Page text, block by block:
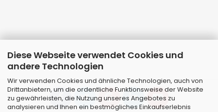
Diese Webseite verwendet Cookies und
andere Technologien
Wir verwenden Cookies und ähnliche Technologien, auch von
Drittanbietern, um die ordentliche Funktionsweise der Website
zu gewährleisten, die Nutzung unseres Angebotes zu
analysieren und Ihnen ein bestmögliches Einkaufserlebnis